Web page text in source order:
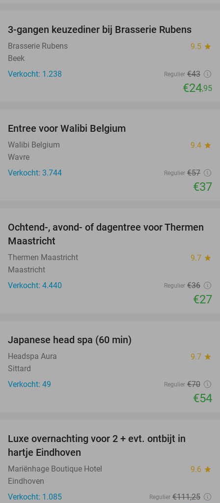
42%
3-gangen keuzediner bij Brasserie Rubens
Brasserie Rubens 9.5 star
Beek
Verkocht: 1.238
Regulier €43
€24,95
Entree voor Walibi Belgium
Walibi Belgium 9.4 star
Wavre
Verkocht: 3.744
Regulier €57
€37
25%
Ochtend-, avond- of dagentree voor Thermen
Maastricht
Thermen Maastricht 9.7 star
Maastricht
Verkocht: 4.440
Regulier €36
€27
Japanese head spa (60 min)
Headspa Aura 9.7 star
Sittard
Verkocht: 49
Regulier €70
€54
Luxe overnachting voor 2 + evt. ontbijt in
hartje Eindhoven
Mariënhage Boutique Hotel 9.6 star
Eindhoven
Verkocht: 1.085
Regulier €111,25